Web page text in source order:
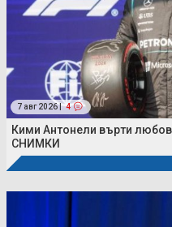
7 авг 2026 | 4
Кими Антонели върти
СНИМКИ